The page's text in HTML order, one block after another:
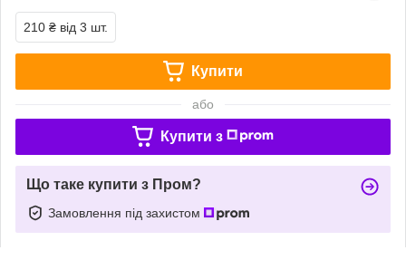
210 ₴ від 3 шт.
Купити
або
Купити з
Що таке купити з Пром?
Замовлення під захистом